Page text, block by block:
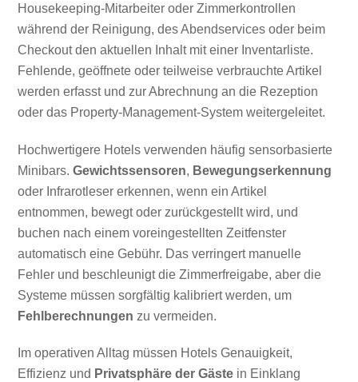
Housekeeping-Mitarbeiter oder Zimmerkontrollen
während der Reinigung, des Abendservices oder beim
Checkout den aktuellen Inhalt mit einer Inventarliste.
Fehlende, geöffnete oder teilweise verbrauchte Artikel
werden erfasst und zur Abrechnung an die Rezeption
oder das Property-Management-System weitergeleitet.
Hochwertigere Hotels verwenden häufig sensorbasierte
Minibars.Gewichtssensoren, Bewegungserkennung
oder Infrarotleser erkennen, wenn ein Artikel
entnommen, bewegt oder zurückgestellt wird, und
buchen nach einem voreingestellten Zeitfenster
automatisch eine Gebühr. Das verringert manuelle
Fehler und beschleunigt die Zimmerfreigabe, aber die
Systeme müssen sorgfältig kalibriert werden, um
Fehlberechnungen zu vermeiden.
Im operativen Alltag müssen Hotels Genauigkeit,
Effizienz und Privatsphäre der Gäste in Einklang